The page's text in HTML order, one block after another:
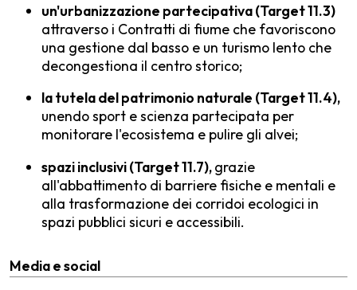
un'urbanizzazione partecipativa (Target 11.3)
attraverso i Contratti di fiume che favoriscono
una gestione dal basso e un turismo lento che
decongestiona il centro storico;
la tutela del patrimonio naturale (Target 11.4),
unendo sport e scienza partecipata per
monitorare l'ecosistema e pulire gli alvei;
spazi inclusivi (Target 11.7),grazie
all'abbattimento di barriere fisiche e mentali e
alla trasformazione dei corridoi ecologici in
spazi pubblici sicuri e accessibili.
Media e social